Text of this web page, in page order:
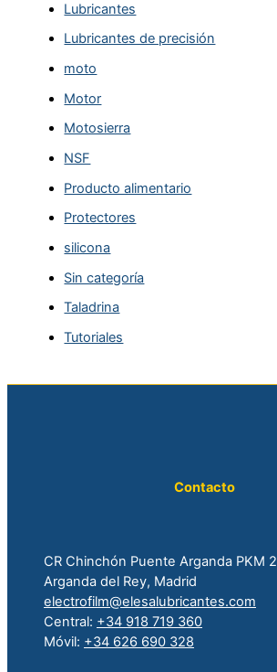
Lubricantes
Lubricantes de precisión
moto
Motor
Motosierra
NSF
Producto alimentario
Protectores
silicona
Sin categoría
Taladrina
Tutoriales
Contacto
CR Chinchón Puente Arganda PKM 2
Arganda del Rey, Madrid
electrofilm@elesalubricantes.com
Central: +34 918 719 360
Móvil: +34 626 690 328